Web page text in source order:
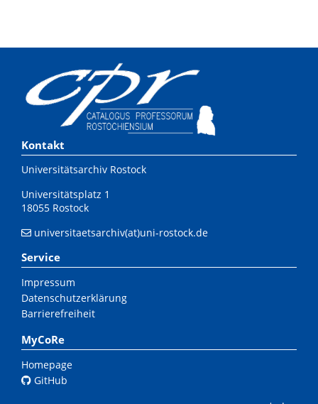
Kontakt
Universitätsarchiv Rostock
Universitätsplatz 1
18055 Rostock
universitaetsarchiv(at)uni-rostock.de
Service
Impressum
Datenschutzerklärung
Barrierefreiheit
MyCoRe
Homepage
GitHub